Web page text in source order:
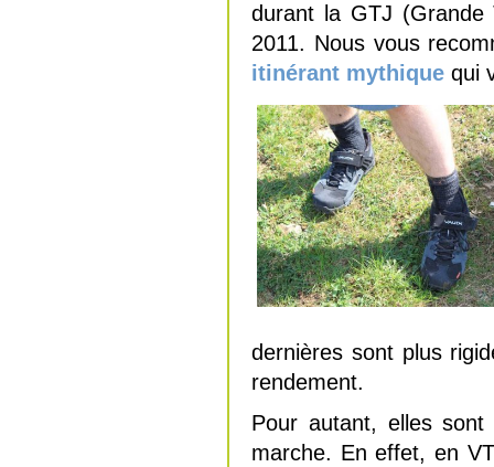
durant la GTJ
2011. Nous vous
itinérant mythique qui
dernières sont plus
rendement.
Pour autant, elles
marche. En effet, en